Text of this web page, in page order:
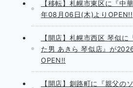
【移転】札幌市東区に『中
年08月06日(木)よりOPEN!!
【開店】札幌市西区 琴似
た男 あきら 琴似店』が
OPEN!!
【開店】釧路町に『親父の